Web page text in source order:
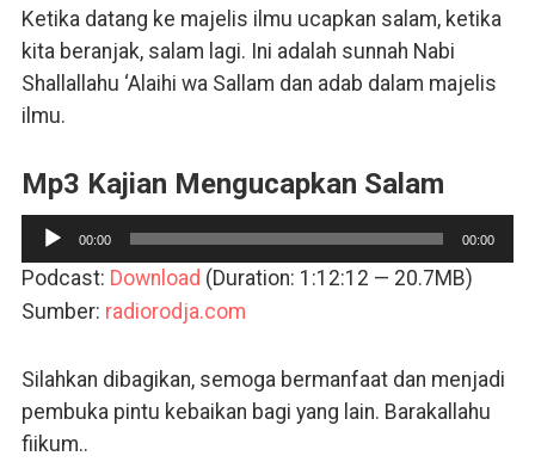
Ketika datang ke majelis ilmu ucapkan salam, ketika
kita beranjak, salam lagi. Ini adalah sunnah Nabi
Shallallahu ‘Alaihi wa Sallam dan adab dalam majelis
ilmu.
Mp3 Kajian Mengucapkan Salam
Pemutar
Audio
00:00 00:00
Podcast: Download (Duration: 1:12:12 — 20.7MB)
Sumber: radiorodja.com
Silahkan dibagikan, semoga bermanfaat dan menjadi
pembuka pintu kebaikan bagi yang lain. Barakallahu
fiikum..